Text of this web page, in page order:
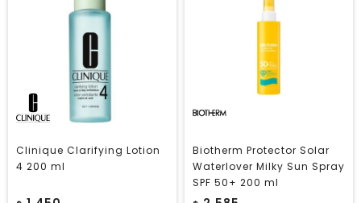
Clinique Clarifying Lotion
4 200 ml
Biotherm Protector Solar
Waterlover Milky Sun Spray
SPF 50+ 200 ml